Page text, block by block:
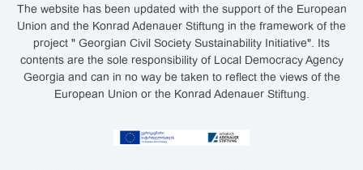
The website has been updated with the support of the European
Union and the Konrad Adenauer Stiftung in the framework of the
project " Georgian Civil Society Sustainability Initiative". Its
contents are the sole responsibility of Local Democracy Agency
Georgia and can in no way be taken to reflect the views of the
European Union or the Konrad Adenauer Stiftung.